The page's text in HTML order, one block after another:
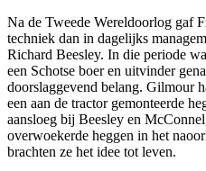
Na de Tweede Wereldoorlog gaf
techniek dan in dagelijks
Richard Beesley. In die periode
een Schotse boer en uitvinder
doorslaggevend belang. Gilmour
een aan de tractor gemonteerde
aansloeg bij Beesley en
overwoekerde heggen in het
brachten ze het idee tot leven.